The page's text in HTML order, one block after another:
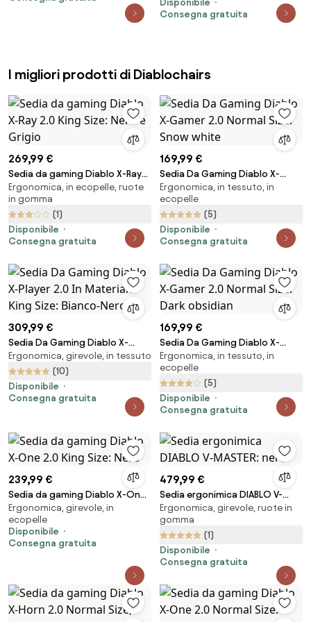
Disponibile
Consegna gratuita
I migliori prodotti di Diablochairs
269,99 €
Sedia da gaming Diablo X-Ray
2.0 King Size: Nero e Grigio
Ergonomica, in ecopelle, ruote
in gomma
(1)
Disponibile
Consegna gratuita
169,99 €
Sedia Da Gaming Diablo X-
Gamer 2.0 Normal Size: Snow
white
Ergonomica, in tessuto, in
ecopelle
(5)
Disponibile
Consegna gratuita
309,99 €
Sedia Da Gaming Diablo X-
Player 2.0 In Materiale King Size:
Bianco-Nero
Ergonomica, girevole, in tessuto
(10)
Disponibile
Consegna gratuita
169,99 €
Sedia Da Gaming Diablo X-
Gamer 2.0 Normal Size: Dark
obsidian
Ergonomica, in tessuto, in
ecopelle
(5)
Disponibile
Consegna gratuita
239,99 €
Sedia da gaming Diablo X-One
2.0 King Size: Nero
Ergonomica, girevole, in
ecopelle
Disponibile
Consegna gratuita
479,99 €
Sedia ergonimica DIABLO V-
MASTER: nero
Ergonomica, girevole, ruote in
gomma
(1)
Disponibile
Consegna gratuita